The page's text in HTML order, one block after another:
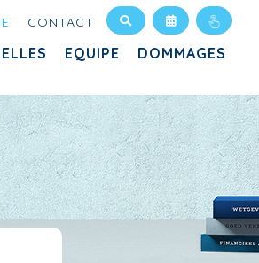
CONTACT
EQUIPE DOMMAGES